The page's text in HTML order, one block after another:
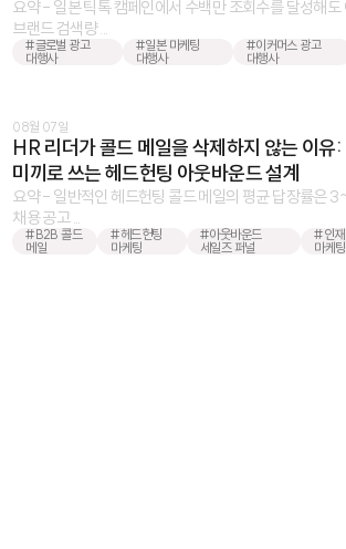
요약 - 일본 틱톡 캠페인에서 수백만 조회수를 달성해
브랜드 검색량 ...
#글로벌 광고
대행사
#일본 마케팅
대행사
#이커머스 광고
대행사
08월 07일
HR 리더가 콜드 메일을 삭제하지 않는 이유
미끼로 쓰는 헤드헌팅 아웃바운드 설계
요약 - 일반적인 헤드헌팅 콜드 메일의 평균 답장률은
채용 공고 ...
#B2B 콜드
메일
#헤드헌팅
마케팅
#아웃바운드
세일즈 퍼널
#인재
마케팅